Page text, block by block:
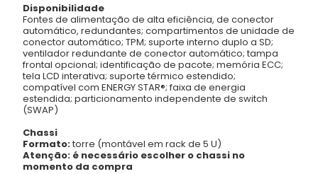
Disponibilidade
Fontes de alimentação de alta eficiência, de conector
automático, redundantes; compartimentos de unidade de
conector automático; TPM; suporte interno duplo a SD;
ventilador redundante de conector automático; tampa
frontal opcional; identificação de pacote; memória ECC;
tela LCD interativa; suporte térmico estendido;
compatível com ENERGY STAR®; faixa de energia
estendida; particionamento independente de switch
(SWAP)
Chassi
Formato:torre (montável em rack de 5 U)
Atenção: é necessário escolher o chassi no
momento da compra